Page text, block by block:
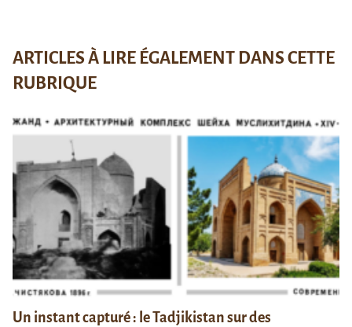
ARTICLES À LIRE ÉGALEMENT DANS CETTE
RUBRIQUE
Un instant capturé : le Tadjikistan sur des